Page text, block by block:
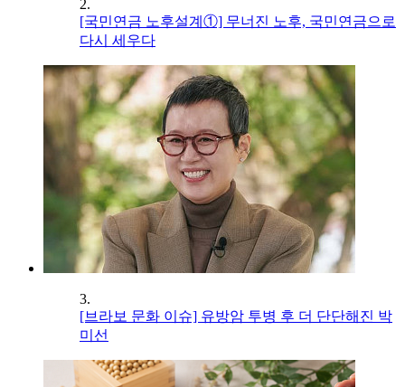
2.
[국민연금 노후설계①] 무너진 노후, 국민연금으로
다시 세우다
3.
[브라보 문화 이슈] 유방암 투병 후 더 단단해진 박
미선